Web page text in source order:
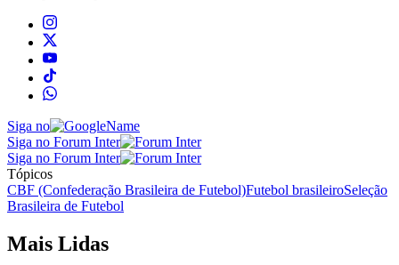
Siga no
Siga no Forum Inter
Siga no Forum Inter
Tópicos
CBF (Confederação Brasileira de Futebol)Futebol brasileiroSeleção
Brasileira de Futebol
Mais Lidas